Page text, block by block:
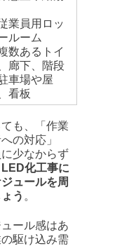
業員用ロッ
ルーム
数あるトイ
廊下、階段
車場や屋
看板
も、「作業
の対応」
に少なからず
LED化工事に
ュールを周
う 。
ール感はあ
駆け込み需